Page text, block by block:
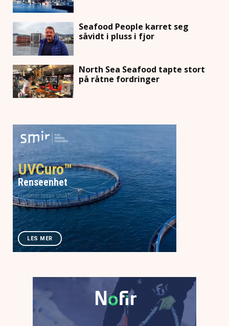
Seafood People karret seg
såvidt i pluss i fjor
North Sea Seafood tapte stort
på råtne fordringer